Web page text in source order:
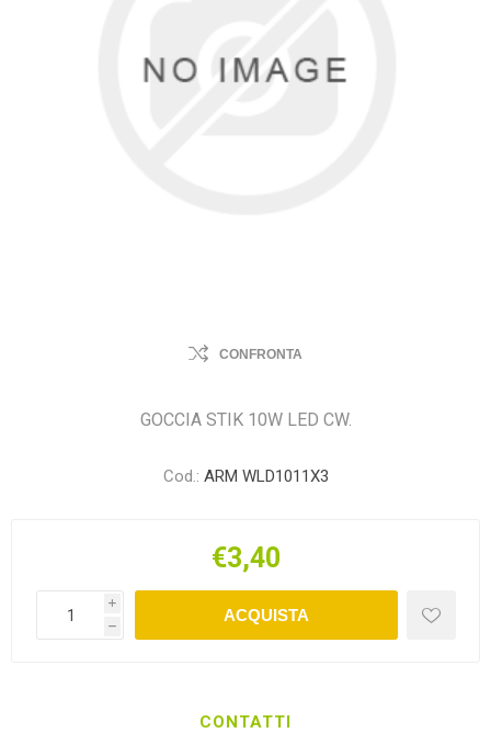
CONFRONTA
GOCCIA STIK 10W LED CW.
Cod.: ARM WLD1011X3
€3,40
i
h
ACQUISTA
CONTATTI